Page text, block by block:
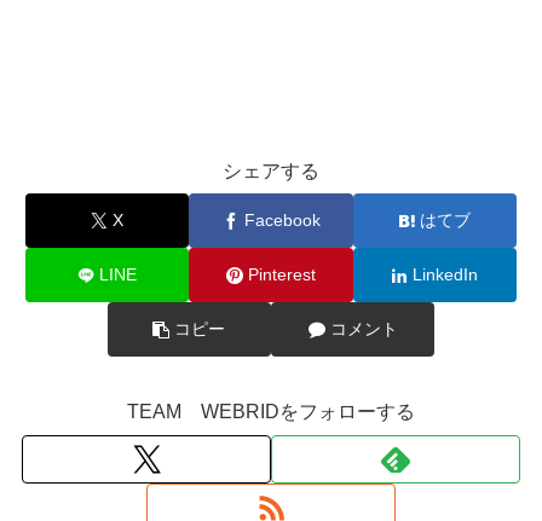
シェアする
X Facebook はてブ
LINE Pinterest LinkedIn
コピー コメント
TEAM WEBRIDをフォローする